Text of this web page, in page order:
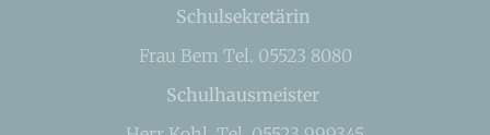
Schulsekretärin
Frau Bem Tel. 05523 8080
Schulhausmeister